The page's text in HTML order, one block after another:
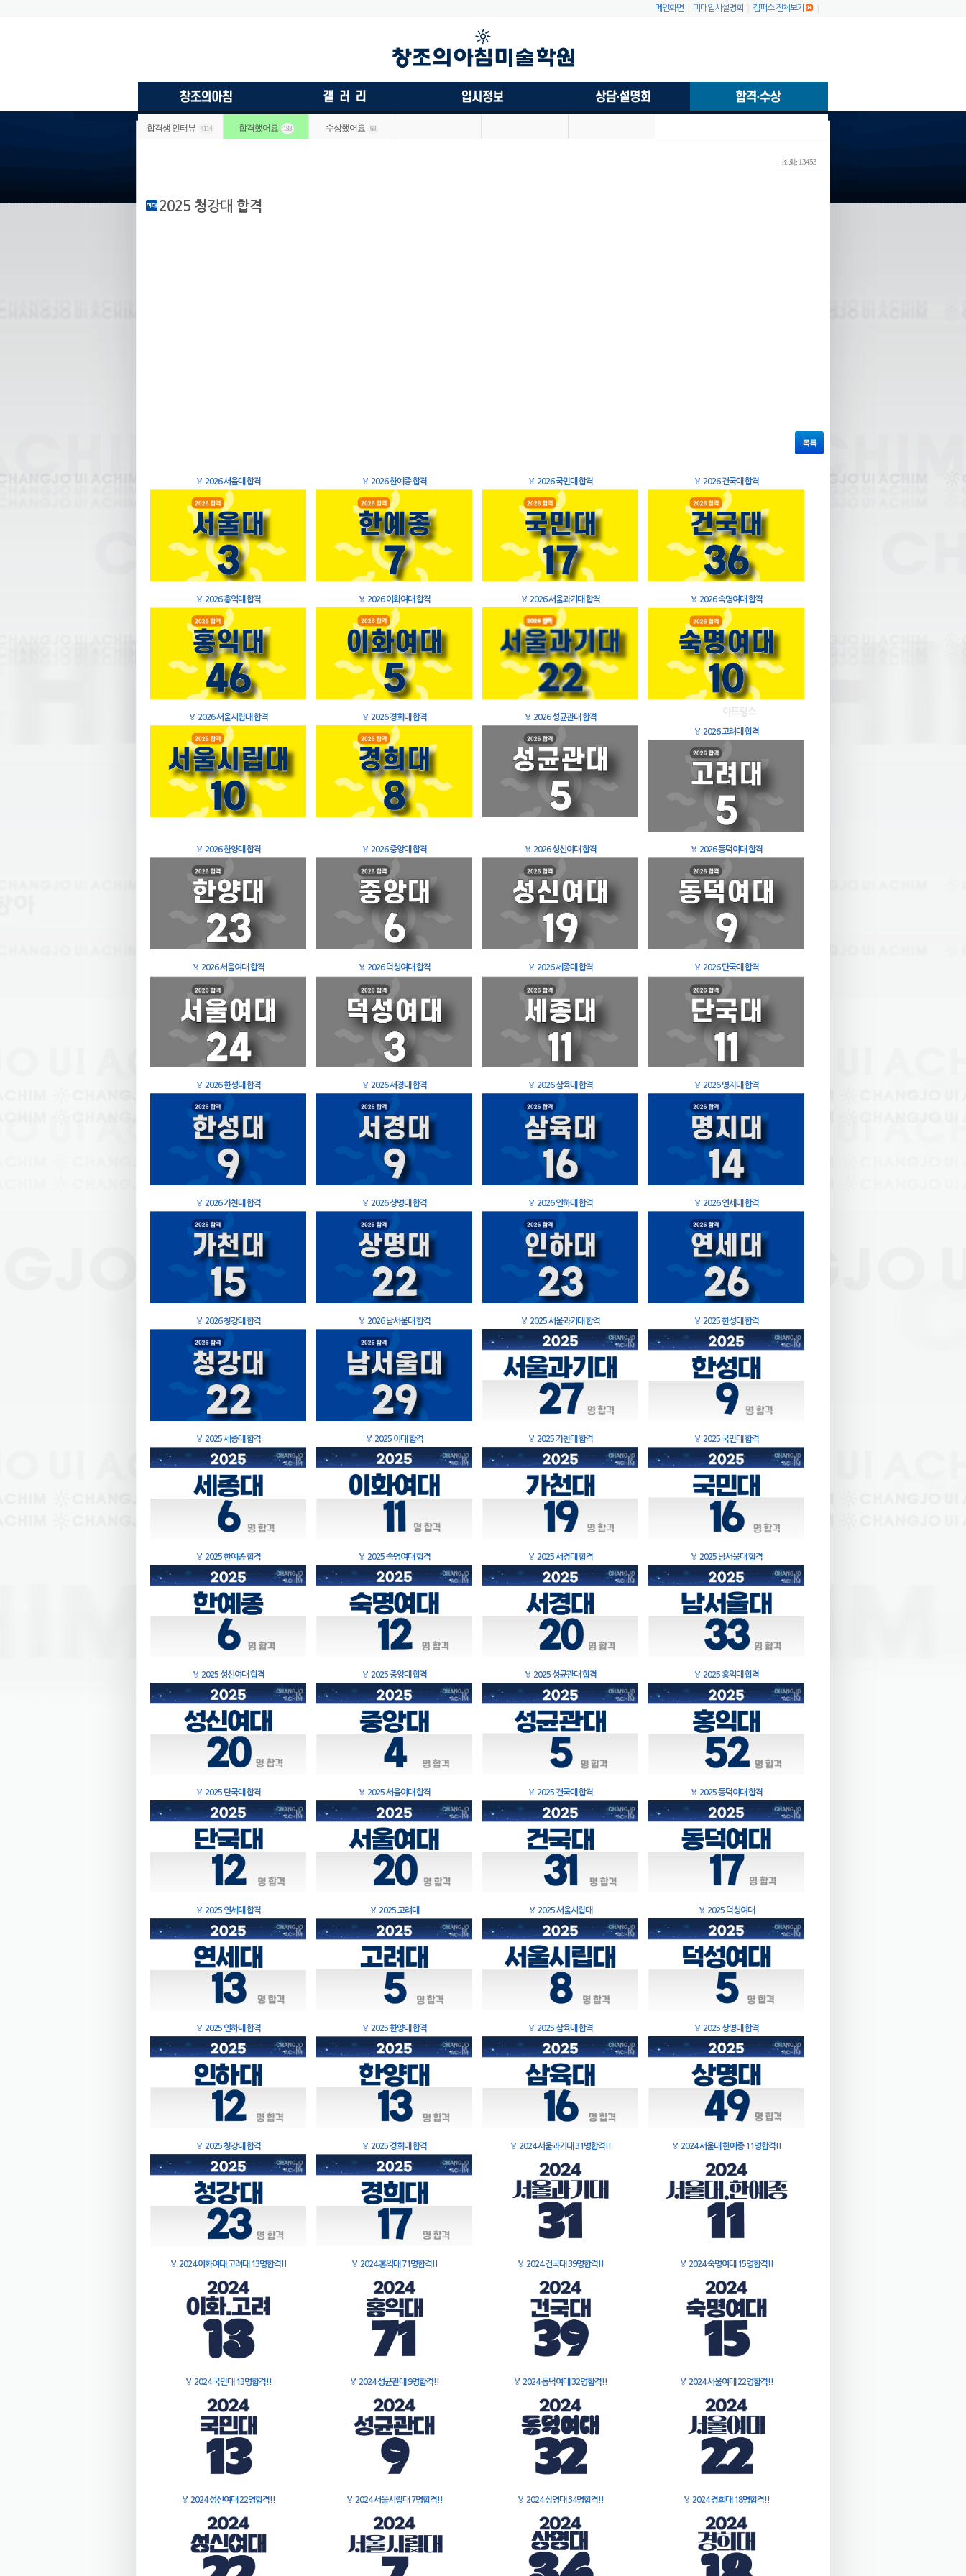
메인화면 미대입시설명회 캠퍼스 전체보기
합격생 인터뷰 4114 합격했어요 183 수상했어요 68
ㆍ조회: 13453
2025 청강대 합격
목록
🏅 2026 서울대 합격 🏅 2026 한예종 합격 🏅 2026 국민대 합격 🏅 2026 건국대 합격
🏅 2026 홍익대 합격 🏅 2026 이화여대 합격 🏅 2026 서울과기대 합격 🏅 2026 숙명여대 합격
🏅 2026 서울시립대 합격 🏅 2026 경희대 합격 🏅 2026 성균관대 합격
🏅 2026 고려대 합격
🏅 2026 한양대 합격 🏅 2026 중앙대 합격 🏅 2026 성신여대 합격 🏅 2026 동덕여대 합격
🏅 2026 서울여대 합격 🏅 2026 덕성여대 합격 🏅 2026 세종대 합격 🏅 2026 단국대 합격
🏅 2026 한성대 합격 🏅 2026 서경대 합격 🏅 2026 삼육대 합격 🏅 2026 명지대 합격
🏅 2026 가천대 합격 🏅 2026 상명대 합격 🏅 2026 인하대 합격 🏅 2026 연세대 합격
🏅 2026 청강대 합격 🏅 2026 남서울대 합격 🏅 2025 서울과기대 합격 🏅 2025 한성대 합격
🏅 2025 세종대 합격 🏅 2025 이대 합격 🏅 2025 가천대 합격 🏅 2025 국민대 합격
🏅 2025 한예종 합격 🏅 2025 숙명여대 합격 🏅 2025 서경대 합격 🏅 2025 남서울대 합격
🏅 2025 성신여대 합격 🏅 2025 중앙대 합격 🏅 2025 성균관대 합격 🏅 2025 홍익대 합격
🏅 2025 단국대 합격 🏅 2025 서울여대 합격 🏅 2025 건국대 합격 🏅 2025 동덕여대 합격
🏅 2025 연세대 합격 🏅 2025 고려대 🏅 2025 서울시립대 🏅 2025 덕성여대
🏅 2025 인하대 합격 🏅 2025 한양대 합격 🏅 2025 삼육대 합격 🏅 2025 상명대 합격
🏅 2025 청강대 합격 🏅 2025 경희대 합격 🏅 2024 서울과기대 31명합격!! 🏅 2024 서울대 한예종 11명합격!!
🏅 2024 이화여대 고려대 13명합격!! 🏅 2024 홍익대 71명합격!! 🏅 2024 건국대 39명합격!! 🏅 2024 숙명여대 15명합격!!
🏅 2024 국민대 13명합격!! 🏅 2024 성균관대 9명합격!! 🏅 2024 동덕여대 32명합격!! 🏅 2024 서울여대 22명합격!!
🏅 2024 성신여대 22명합격!! 🏅 2024 서울시립대 7명합격!! 🏅 2024 상명대 34명합격!! 🏅 2024 경희대 18명합격!!